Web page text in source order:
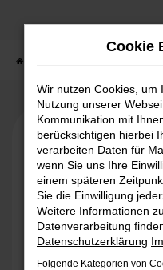
Zum
Cookie
Wir nutzen Cookies, um
Nutzung unserer
Kommunikation mit
berücksichtigen hierbei
verarbeiten Daten für
wenn Sie uns Ihre
einem späteren
Sie die Einwilligung
Weitere Informationen
Datenverarbeitung
Datenschutzerklärung
Folgende Kategorien von